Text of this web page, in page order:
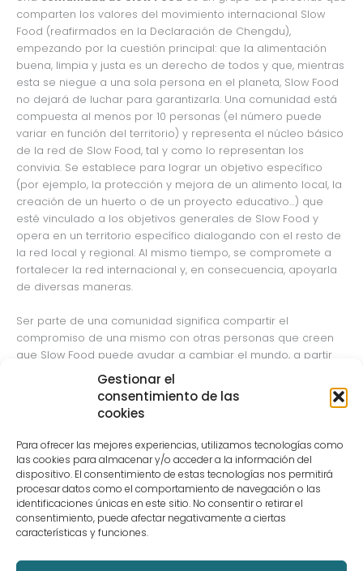
Gestionar el
consentimiento de las
cookies
Para ofrecer las mejores experiencias, utilizamos tecnologías como
las cookies para almacenar y/o acceder a la información del
dispositivo. El consentimiento de estas tecnologías nos permitirá
procesar datos como el comportamiento de navegación o las
identificaciones únicas en este sitio. No consentir o retirar el
consentimiento, puede afectar negativamente a ciertas
características y funciones.
comparten los valores del movimiento internacional Slow
Food (reafirmados en la Declaración de Chengdu),
empezando por la cuestión principal: que la alimentación
buena, limpia y justa es un derecho de todos y que, mientras
esta se niegue a una sola persona en el planeta, Slow Food
no dejará de luchar para garantizarla. Una comunidad está
compuesta al menos por 10 personas (el número puede
variar en función del territorio) y representa el núcleo básico
de la red de Slow Food, tal y como lo representan los
convivia. Se establece para lograr un objetivo específico
(por ejemplo, la protección y mejora de un alimento local, la
creación de un huerto o de un proyecto educativo…) que
esté vinculado a los objetivos generales de Slow Food y
opera en un territorio específico dialogando con el resto de
la red local y regional. Al mismo tiempo, se compromete a
fortalecer la red internacional y, en consecuencia, apoyarla
de diversas maneras.
Ser parte de una comunidad significa compartir el
compromiso de una mismo con otras personas que creen
que Slow Food puede ayudar a cambiar el mundo, a partir
de la forma en que se producen y consumen los alimentos.
Significa tener un objetivo común y trabajar juntos para
lograrlo, organizando actividades de todo tipo (como
contribuir al crecimiento y a la difusión de las ideas del
movimiento Slow Food y al mismo tiempo ser portavoz,
apoyar y sostener un sistema de alimentación en armonía
con la dignidad de las personas, la justicia social, el medio
ambiente y todos seres vivos. Significa hacer un compromiso
en la vida diaria para construir una sociedad basada en el
conocimiento, las relaciones, la amplitud de miras, la
inclusión, la seguridad emocional y la participación.